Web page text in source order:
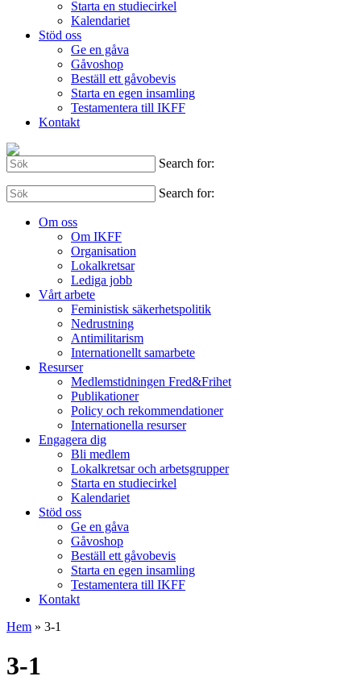
Starta en studiecirkel
Kalendariet
Stöd oss
Ge en gåva
Gåvoshop
Beställ ett gåvobevis
Starta en egen insamling
Testamentera till IKFF
Kontakt
Search for:
Search for:
Om oss
Om IKFF
Organisation
Lokalkretsar
Lediga jobb
Vårt arbete
Feministisk säkerhetspolitik
Nedrustning
Antimilitarism
Internationellt samarbete
Resurser
Medlemstidningen Fred&Frihet
Publikationer
Policy och rekommendationer
Internationella resurser
Engagera dig
Bli medlem
Lokalkretsar och arbetsgrupper
Starta en studiecirkel
Kalendariet
Stöd oss
Ge en gåva
Gåvoshop
Beställ ett gåvobevis
Starta en egen insamling
Testamentera till IKFF
Kontakt
Hem » 3-1
3-1